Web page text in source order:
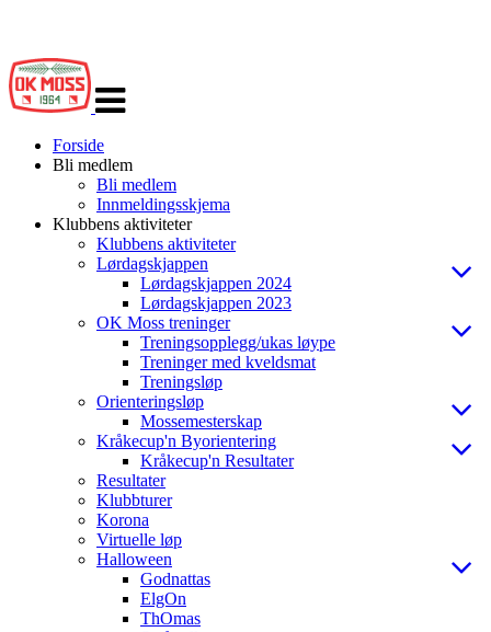
navigasjon
Forside
Bli medlem
Bli medlem
Innmeldingsskjema
Klubbens aktiviteter
Klubbens aktiviteter
Lørdagskjappen
Lørdagskjappen 2024
Lørdagskjappen 2023
OK Moss treninger
Treningsopplegg/ukas løype
Treninger med kveldsmat
Treningsløp
Orienteringsløp
Mossemesterskap
Kråkecup'n Byorientering
Kråkecup'n Resultater
Resultater
Klubbturer
Korona
Virtuelle løp
Halloween
Godnattas
ElgOn
ThOmas